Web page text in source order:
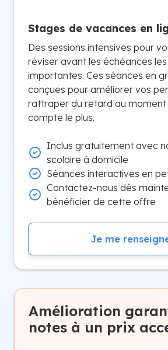
Stages de vacances en
Des sessions intensives pour
réviser avant les échéances les
importantes. Ces séances en
conçues pour améliorer vos
rattraper du retard au moment
compte le plus.
Inclus gratuitement avec
scolaire à domicile
Séances interactives en
Contactez-nous dès
bénéficier de cette offre
Je me
Amélioration
notes à un prix